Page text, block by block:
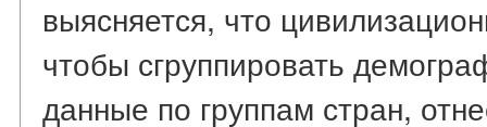
выясняется, что
чтобы сгруппировать
данные по группам стран,